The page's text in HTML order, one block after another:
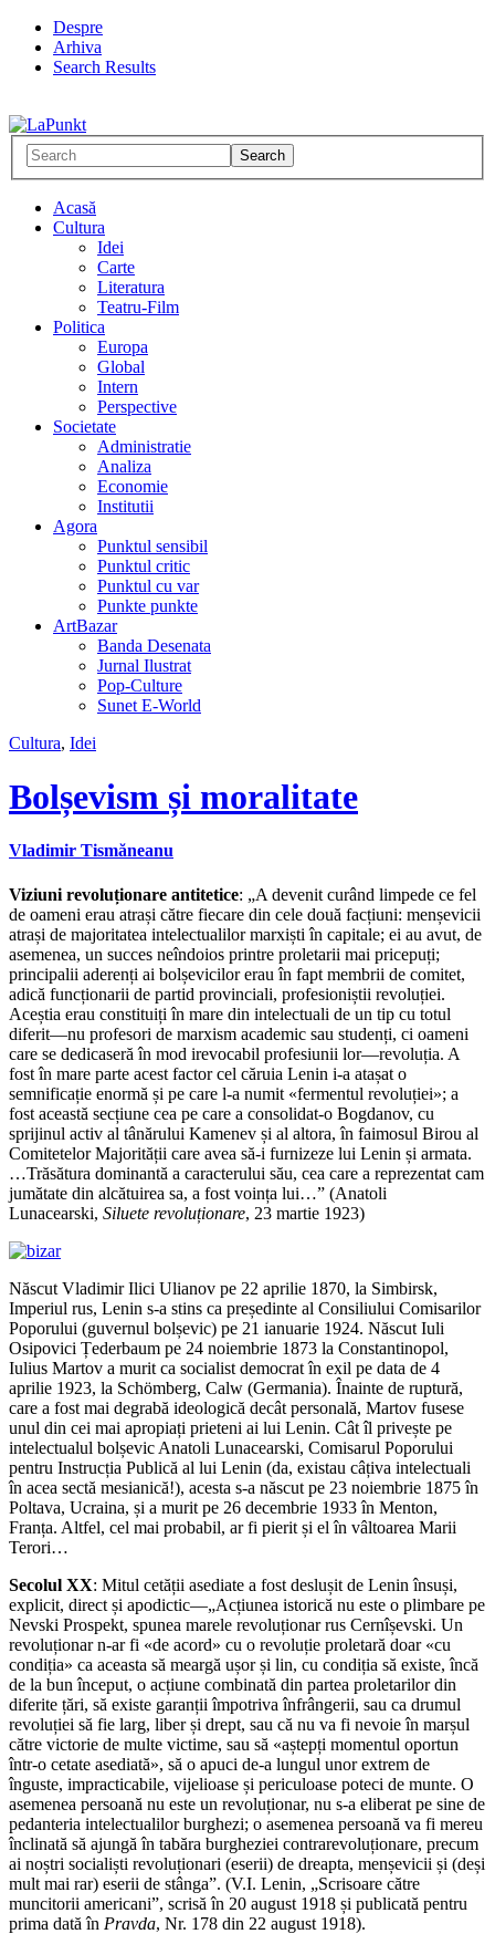
Despre
Arhiva
Search Results
Acasă
Cultura
Idei
Carte
Literatura
Teatru-Film
Politica
Europa
Global
Intern
Perspective
Societate
Administratie
Analiza
Economie
Institutii
Agora
Punktul sensibil
Punktul critic
Punktul cu var
Punkte punkte
ArtBazar
Banda Desenata
Jurnal Ilustrat
Pop-Culture
Sunet E-World
Cultura, Idei
Bolșevism și moralitate
Vladimir Tismăneanu
Viziuni revoluționare antitetice: „A devenit curând limpede ce fel
de oameni erau atrași către fiecare din cele două facțiuni: menșevicii
atrași de majoritatea intelectualilor marxiști în capitale; ei au avut, de
asemenea, un succes neîndoios printre proletarii mai pricepuți;
principalii aderenți ai bolșevicilor erau în fapt membrii de comitet,
adică funcționarii de partid provinciali, profesioniștii revoluției.
Aceștia erau constituiți în mare din intelectuali de un tip cu totul
diferit—nu profesori de marxism academic sau studenți, ci oameni
care se dedicaseră în mod irevocabil profesiunii lor—revoluția. A
fost în mare parte acest factor cel căruia Lenin i-a atașat o
semnificație enormă și pe care l-a numit «fermentul revoluției»; a
fost această secțiune cea pe care a consolidat-o Bogdanov, cu
sprijinul activ al tânărului Kamenev și al altora, în faimosul Birou al
Comitetelor Majorității care avea să-i furnizeze lui Lenin și armata.
…Trăsătura dominantă a caracterului său, cea care a reprezentat cam
jumătate din alcătuirea sa, a fost voința lui…” (Anatoli
Lunacearski, Siluete revoluționare, 23 martie 1923)
Născut Vladimir Ilici Ulianov pe 22 aprilie 1870, la Simbirsk,
Imperiul rus, Lenin s-a stins ca președinte al Consiliului Comisarilor
Poporului (guvernul bolșevic) pe 21 ianuarie 1924. Născut Iuli
Osipovici Țederbaum pe 24 noiembrie 1873 la Constantinopol,
Iulius Martov a murit ca socialist democrat în exil pe data de 4
aprilie 1923, la Schömberg, Calw (Germania). Înainte de ruptură,
care a fost mai degrabă ideologică decât personală, Martov fusese
unul din cei mai apropiați prieteni ai lui Lenin. Cât îl privește pe
intelectualul bolșevic Anatoli Lunacearski, Comisarul Poporului
pentru Instrucția Publică al lui Lenin (da, existau câțiva intelectuali
în acea sectă mesianică!), acesta s-a născut pe 23 noiembrie 1875 în
Poltava, Ucraina, și a murit pe 26 decembrie 1933 în Menton,
Franța. Altfel, cel mai probabil, ar fi pierit și el în vâltoarea Marii
Terori…
Secolul XX: Mitul cetății asediate a fost deslușit de Lenin însuși,
explicit, direct și apodictic—„Acțiunea istorică nu este o plimbare pe
Nevski Prospekt, spunea marele revoluționar rus Cernîșevski. Un
revoluționar n-ar fi «de acord» cu o revoluție proletară doar «cu
condiția» ca aceasta să meargă ușor și lin, cu condiția să existe, încă
de la bun început, o acțiune combinată din partea proletarilor din
diferite țări, să existe garanții împotriva înfrângerii, sau ca drumul
revoluției să fie larg, liber și drept, sau că nu va fi nevoie în marșul
către victorie de multe victime, sau să «aștepți momentul oportun
într-o cetate asediată», să o apuci de-a lungul unor extrem de
înguste, impracticabile, vijelioase și periculoase poteci de munte. O
asemenea persoană nu este un revoluționar, nu s-a eliberat pe sine de
pedanteria intelectualilor burghezi; o asemenea persoană va fi mereu
înclinată să ajungă în tabăra burgheziei contrarevoluționare, precum
ai noștri socialiști revoluționari (eserii) de dreapta, menșevicii și (deși
mult mai rar) eserii de stânga”. (V.I. Lenin, „Scrisoare către
muncitorii americani”, scrisă în 20 august 1918 și publicată pentru
prima dată în Pravda, Nr. 178 din 22 august 1918).